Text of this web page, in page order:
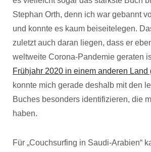
Stephan Orth, denn ich war gebannt
und konnte es kaum beiseitelegen.
zuletzt auch daran liegen, dass er
weltweite Corona-Pandemie geraten
Frühjahr 2020 in einem anderen Land
konnte mich gerade deshalb mit den
Buches besonders identifizieren, die
haben.
Für „Couchsurfing in Saudi-Arabien“